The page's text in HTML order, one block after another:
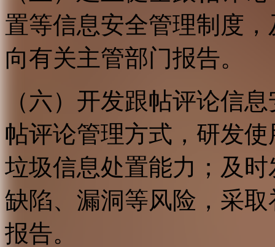
置等信息安全管理制度
向有关主管部门报告。
（六）开发跟帖评论信
帖评论管理方式，研发
垃圾信息处置能力；及
缺陷、漏洞等风险，采
报告。